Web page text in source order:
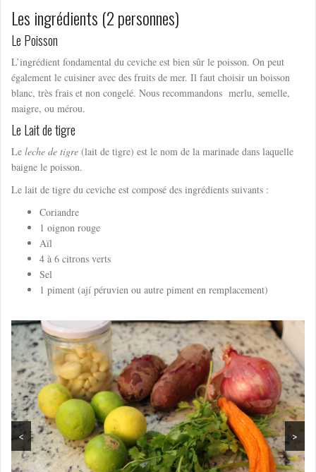
Les ingrédients (2 personnes)
Le Poisson
L’ingrédient fondamental du ceviche est bien sûr le poisson. On peut
également le cuisiner avec des fruits de mer. Il faut choisir un boisson
blanc, très frais et non congelé. Nous recommandons merlu, semelle,
maigre, ou mérou.
Le Lait de tigre
Le leche de tigre (lait de tigre) est le nom de la marinade dans laquelle
baigne le poisson.
Le lait de tigre du ceviche est composé des ingrédients suivants :
Coriandre
1 oignon rouge
Aïl
4 à 6 citrons verts
Sel
1 piment (ají péruvien ou autre piment en remplacement)
< >